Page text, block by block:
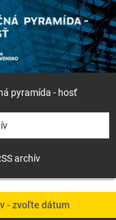
pyramída - hosť
archív
- zvoľte dátum